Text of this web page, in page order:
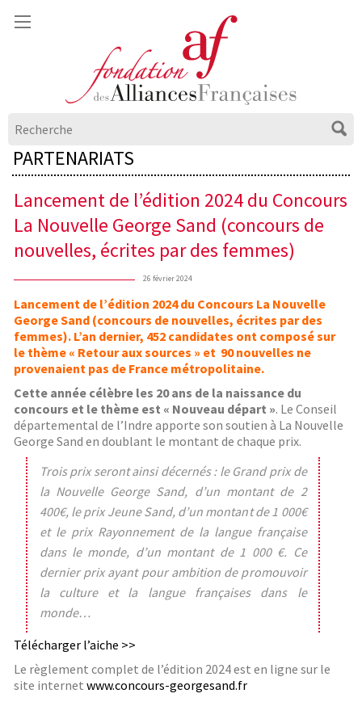
PARTENARIATS
Lancement de l’édition 2024 du Concours
La Nouvelle George Sand (concours de
nouvelles, écrites par des femmes)
26 février 2024
Lancement de l’édition 2024 du Concours La Nouvelle
George Sand (concours de nouvelles, écrites par des
femmes). L’an dernier, 452 candidates ont composé sur
le thème « Retour aux sources » et 90 nouvelles ne
provenaient pas de France métropolitaine.
Cette année célèbre les 20 ans de la naissance du
concours et le thème est « Nouveau départ ». Le Conseil
départemental de l’Indre apporte son soutien à La Nouvelle
George Sand en doublant le montant de chaque prix.
Trois prix seront ainsi décernés : le Grand prix de
la Nouvelle George Sand, d’un montant de 2
400€, le prix Jeune Sand, d’un montant de 1 000€
et le prix Rayonnement de la langue française
dans le monde, d’un montant de 1 000 €. Ce
dernier prix ayant pour ambition de promouvoir
la culture et la langue françaises dans le
monde…
Télécharger l’affiche >>
Le règlement complet de l’édition 2024 est en ligne sur le
site internet www.concours-georgesand.fr